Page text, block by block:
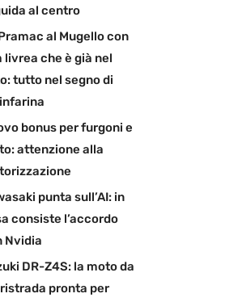
al centro
al Mugello con
livrea che è già nel
tutto nel segno di
bonus per furgoni e
attenzione alla
punta sull’AI: in
consiste l’accordo
Nvidia
DR-Z4S: la moto da
pronta per